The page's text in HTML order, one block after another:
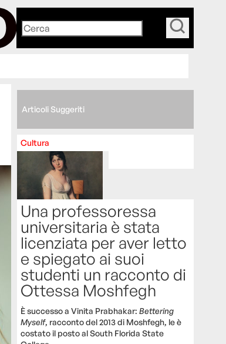
Articoli Suggeriti
Cultura
Una professoressa
universitaria è stata
licenziata per aver letto
e spiegato ai suoi
studenti un racconto di
Ottessa Moshfegh
È successo a Vinita Prabhakar:Bettering
Myself, racconto del 2013 di Moshfegh, le è
costato il posto al South Florida State